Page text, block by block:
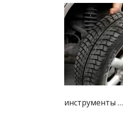
инструменты …